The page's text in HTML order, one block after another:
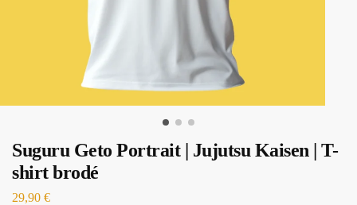
Suguru Geto Portrait | Jujutsu Kaisen | T-
shirt brodé
29,90 €